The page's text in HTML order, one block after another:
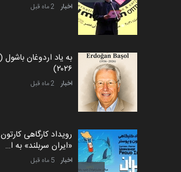
اخبار 2 ماه قبل
۲۰۲۶)
اخبار 2 ماه قبل
رویداد کارگاهی
«ایران سربلند» به ا…
اخبار 5 ماه قبل